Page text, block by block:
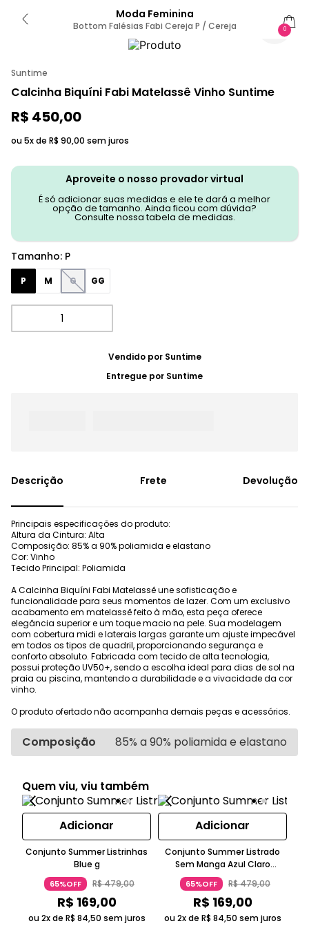
Moda Feminina
Bottom Falésias Fabi Cereja P / Cereja 0
Suntime
Calcinha Biquíni Fabi Matelassê Vinho Suntime
R$ 450,00
ou 5x de R$ 90,00 sem juros
Aproveite o nosso provador virtual
É só adicionar suas medidas e ele te dará a melhor
opção de tamanho. Ainda ficou com dúvida?
Consulte nossa tabela de medidas.
Tamanho: P
P M G GG
Vendido por Suntime
Entregue por Suntime
Frete Devolução
Principais especificações do produto:
Altura da Cintura: Alta
Composição: 85% a 90% poliamida e elastano
Cor: Vinho
Tecido Principal: Poliamida
A Calcinha Biquíni Fabi Matelassê une sofisticação e
funcionalidade para seus momentos de lazer. Com um exclusivo
acabamento em matelassê feito à mão, esta peça oferece
elegância superior e um toque macio na pele. Sua modelagem
com cobertura midi e laterais largas garante um ajuste impecável
em todos os tipos de quadril, proporcionando segurança e
conforto absoluto. Fabricada com tecido de alta tecnologia,
possui proteção UV50+, sendo a escolha ideal para dias de sol na
praia ou piscina, mantendo a durabilidade e a vivacidade da cor
vinho.
O produto ofertado não acompanha demais peças e acessórios.
Composição 85% a 90% poliamida e elastano
Quem viu, viu também
Adicionar
Conjunto Summer Listrinhas
Blue g
65%OFF R$479,00
R$ 169,00
ou 2x de R$ 84,50 sem juros
Adicionar
Conjunto Summer Listrado
Sem Manga Azul Claro
Suntime
65%OFF R$479,00
R$ 169,00
ou 2x de R$ 84,50 sem juros